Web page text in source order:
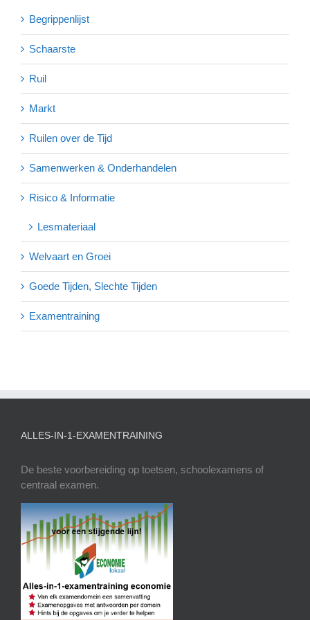
Begrippenlijst
Schaarste
Ruil
Markt
Ruilen over de Tijd
Samenwerken & Onderhandelen
Risico & Informatie
Lesmateriaal
Welvaart en Groei
Goede Tijden, Slechte Tijden
Examentraining
ALLES-IN-1-EXAMENTRAINING
De beste voorbereiding op toetsen, schoolexamens of
centraal examen.